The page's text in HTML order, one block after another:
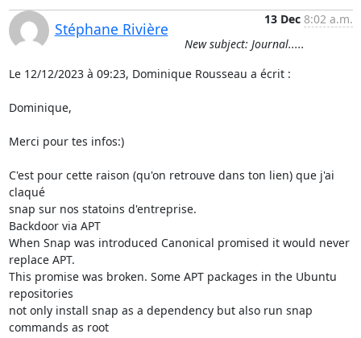
Stéphane Rivière
13 Dec 8:02 a.m.
New subject: Journal.....
Le 12/12/2023 à 09:23, Dominique Rousseau a écrit :
Dominique,
Merci pour tes infos:)
C'est pour cette raison (qu'on retrouve dans ton lien) que j'ai
claqué
snap sur nos statoins d'entreprise.
Backdoor via APT
When Snap was introduced Canonical promised it would never
replace APT.
This promise was broken. Some APT packages in the Ubuntu
repositories
not only install snap as a dependency but also run snap
commands as root